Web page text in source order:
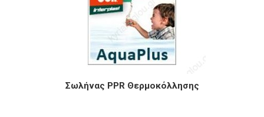
Σωλήνας PPR Θερμοκόλλησης